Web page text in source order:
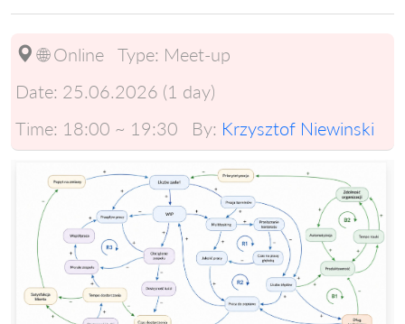
🌐 Online Type: Meet-up
Date: 25.06.2026 (1 day)
Time: 18:00 ~ 19:30 By: Krzysztof Niewinski